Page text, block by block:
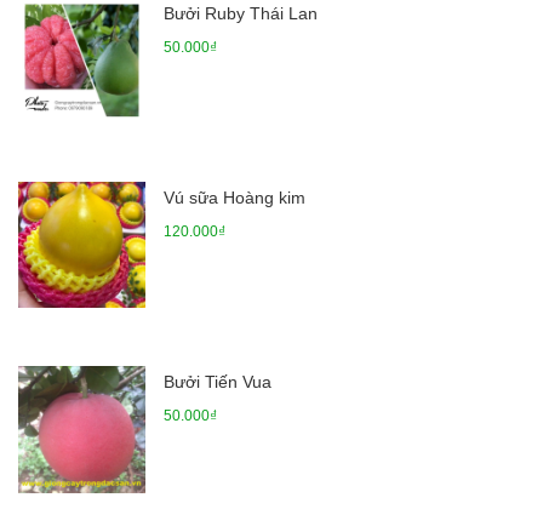
Bưởi Ruby Thái Lan
50.000₫
Vú sữa Hoàng kim
120.000₫
Bưởi Tiến Vua
50.000₫